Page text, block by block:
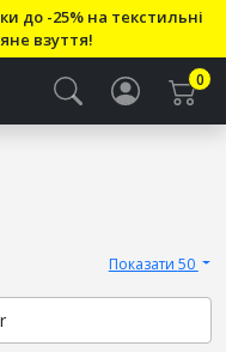
до -25% на текстильні
взуття!
0
Показати 50